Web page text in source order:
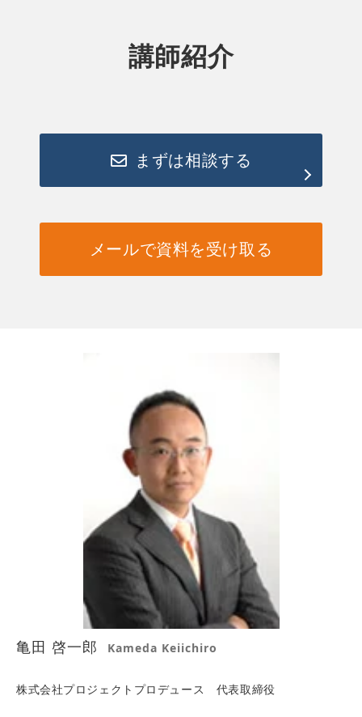
講師紹介
まずは相談する
メールで資料を受け取る
亀田 啓一郎 Kameda Keiichiro
株式会社プロジェクトプロデュース 代表取締役